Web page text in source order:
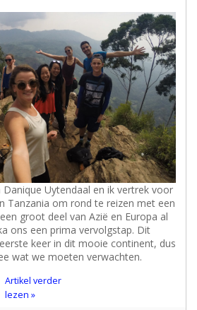
Danique Uytendaal en ik vertrek voor
Tanzania om rond te reizen met een
groot deel van Azië en Europa al
ons een prima vervolgstap. Dit
keer in dit mooie continent, dus
wat we moeten verwachten.
Artikel verder
lezen »